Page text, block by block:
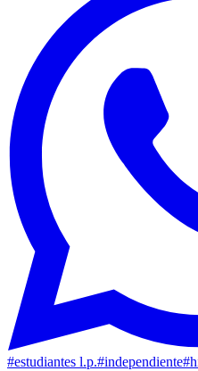
#estudiantes l.p.#independiente#